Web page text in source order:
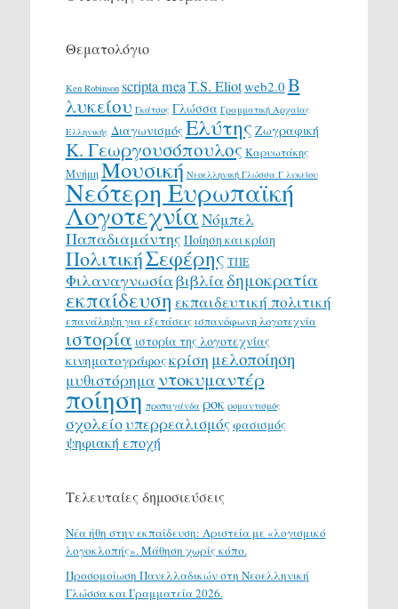
Θεματολόγιο
Ken Robinson scripta meaT.S. Eliotweb2.0 Β
λυκείου Γκάτσος Γλώσσα Γραμματική Αρχαίας
Ελληνικής ΔιαγωνισμόςΕλύτης Ζωγραφική
Κ. Γεωργουσόπουλος Καρυωτάκης
ΜνήμηΜουσική Νεοελληνική Γλώσσα Γ λυκείου
Νεότερη Ευρωπαϊκή
ΛογοτεχνίαΝόμπελ
Παπαδιαμάντης Ποίηση και κρίση
ΠολιτικήΣεφέρης ΤΠΕ
Φιλαναγνωσίαβιβλίαδημοκρατία
εκπαίδευση εκπαιδευτική πολιτική
επανάληψη για εξετάσεις ισπανόφωνη λογοτεχνία
ιστορία ιστορία της λογοτεχνίας
κινηματογράφοςκρίση μελοποίηση
μυθιστόρημα ντοκυμαντέρ
ποίηση προπαγάνδα ροκ ρομαντισμός
σχολείουπερρεαλισμόςφασισμός
ψηφιακή εποχή
Τελευταίες δημοσιεύσεις
Νέα ήθη στην εκπαίδευση: Αριστεία με «λογισμικό
λογοκλοπής». Μάθηση χωρίς κόπο.
Προσομοίωση Πανελλαδικών στη Νεοελληνική
Γλώσσα και Γραμματεία 2026.